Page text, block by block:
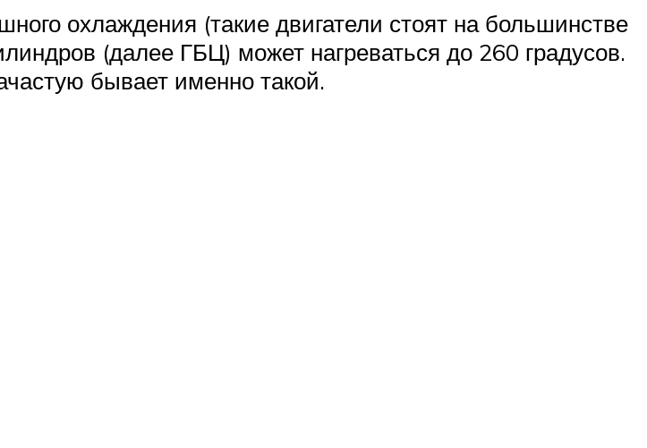
охлаждения (такие двигатели стоят на большинстве
(далее ГБЦ) может нагреваться до 260 градусов.
бывает именно такой.